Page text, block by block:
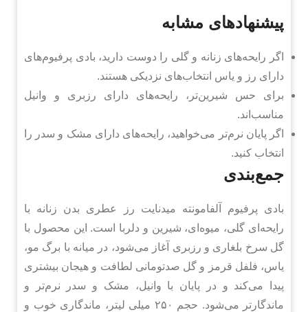
پیشنهادهای مشابه
اگر رایحه‌های زنانه و گلی را دوست دارید، بادی پرفیوم‌های
دارای رز و یاس انتخاب‌های نزدیکی هستند.
برای حس شیرین‌تر، رایحه‌های دارای رزبری و وانیل
مناسب‌اند.
اگر پایان نرم‌تر می‌خواهید، رایحه‌های دارای مشک و سدر را
انتخاب کنید.
جمع‌بندی
بادی پرفیوم آلفامونته میدنایت رز عطری بدن زنانه با
رایحه‌ای گلی، میوه‌ای، شیرین و دلربا است. این محصول با
گل سرخ بلغاری و رزبری آغاز می‌شود، در میانه با برگ مو،
یاس، فلفل قرمز و گل صدتومانی لطافت و هیجان بیشتری
پیدا می‌کند و در پایان با وانیل، مشک و سدر نرم‌تر و
ماندگارتر می‌شود. حجم ۲۵۰ میلی لیتر، ماندگاری خوب و